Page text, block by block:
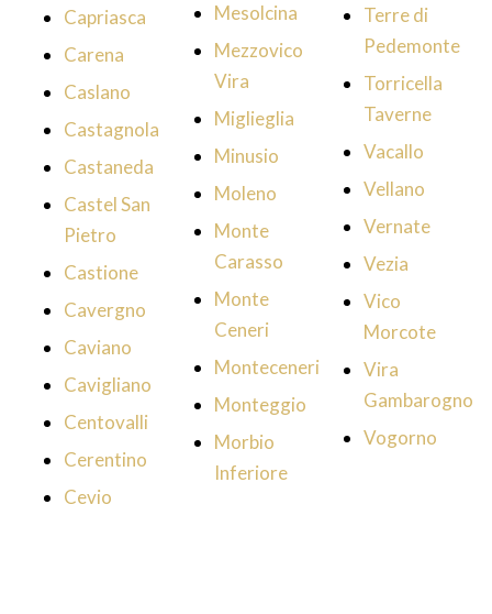
Capriasca
Carena
Caslano
Castagnola
Castaneda
Castel San
Pietro
Castione
Cavergno
Caviano
Cavigliano
Centovalli
Cerentino
Cevio
Mesolcina
Mezzovico
Vira
Miglieglia
Minusio
Moleno
Monte
Carasso
Monte
Ceneri
Monteceneri
Monteggio
Morbio
Inferiore
Terre di
Pedemonte
Torricella
Taverne
Vacallo
Vellano
Vernate
Vezia
Vico
Morcote
Vira
Gambarogno
Vogorno